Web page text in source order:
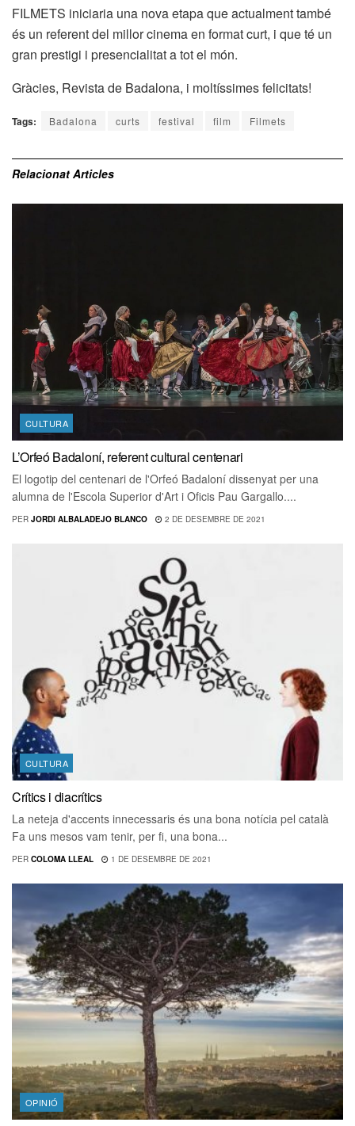
FILMETS iniciaria una nova etapa que actualment també
és un referent del millor cinema en format curt, i que té un
gran prestigi i presencialitat a tot el món.
Gràcies, Revista de Badalona, i moltíssimes felicitats!
Tags: Badalona curts festival film Filmets
Relacionat Articles
CULTURA
L’Orfeó Badaloní, referent cultural centenari
El logotip del centenari de l'Orfeó Badaloní dissenyat per una
alumna de l'Escola Superior d'Art i Oficis Pau Gargallo....
PER JORDI ALBALADEJO BLANCO 2 DE DESEMBRE DE 2021
CULTURA
Crítics i diacrítics
La neteja d'accents innecessaris és una bona notícia pel català
Fa uns mesos vam tenir, per fi, una bona...
PER COLOMA LLEAL 1 DE DESEMBRE DE 2021
OPINIÓ